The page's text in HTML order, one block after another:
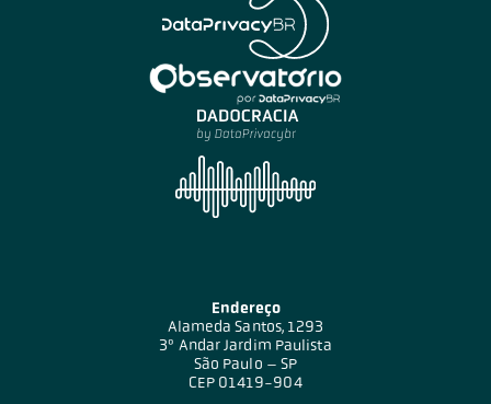
Endereço
Alameda Santos, 1293
3º Andar Jardim Paulista
São Paulo – SP
CEP 01419-904